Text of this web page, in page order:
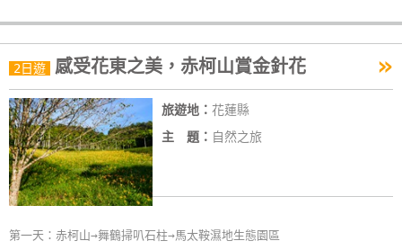
2日遊 感受花東之美，赤柯山賞金針花 »
旅遊地： 花蓮縣
主 題： 自然之旅
第一天：赤柯山→舞鶴掃叭石柱→馬太鞍濕地生態園區